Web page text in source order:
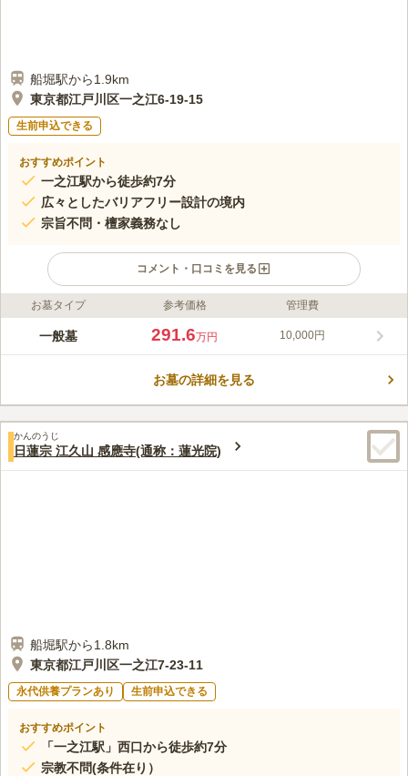
船堀駅から1.9km
東京都江戸川区一之江6-19-15
生前申込できる
おすすめポイント
一之江駅から徒歩約7分
広々としたバリアフリー設計の境内
宗旨不問・檀家義務なし
コメント・口コミを見る
ライフドット編集部のコメント
一之江駅から徒歩約7分とアクセスが良好な都内の寺院墓地で
り、バリアフリー設計が施されています。参道は御影石で整備さ
口コミ評価
この霊園はまだ誰からも評価されていません。
お墓タイプ 参考価格 管理費
一般墓 291.6万円 10,000円
お墓の詳細を見る
かんのうじ
日蓮宗 江久山 感應寺(通称：蓮光院)
船堀駅から1.8km
東京都江戸川区一之江7-23-11
永代供養プランあり 生前申込できる
おすすめポイント
「一之江駅」西口から徒歩約7分
宗教不問(条件在り）